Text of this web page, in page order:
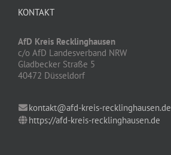
KONTAKT
AfD Kreis Recklinghausen
c/o AfD Landesverband NRW
Gladbecker Straße 5
40472 Düsseldorf
kontakt@afd-kreis-recklinghausen.de
https://afd-kreis-recklinghausen.de